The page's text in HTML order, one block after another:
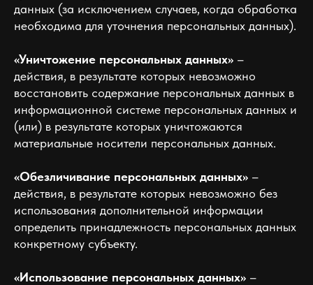
данных (за исключением случаев, когда обработка
необходима для уточнения персональных данных).
«Уничтожение персональных данных» –
действия, в результате которых невозможно
восстановить содержание персональных данных в
информационной системе персональных данных и
(или) в результате которых уничтожаются
материальные носители персональных данных.
«Обезличивание персональных данных» –
действия, в результате которых невозможно без
использования дополнительной информации
определить принадлежность персональных данных
конкретному субъекту.
«Использование персональных данных» –